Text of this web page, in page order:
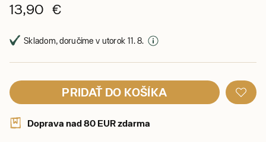
13,90 €
Skladom, doručíme v utorok 11. 8.
PRIDAŤ DO KOŠÍKA
Doprava nad 80 EUR zdarma